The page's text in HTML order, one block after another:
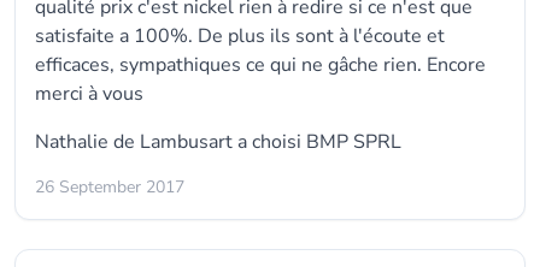
qualité prix c'est nickel rien à redire si ce n'est que
satisfaite a 100%. De plus ils sont à l'écoute et
efficaces, sympathiques ce qui ne gâche rien. Encore
merci à vous
Nathalie de Lambusart a choisi BMP SPRL
26 September 2017